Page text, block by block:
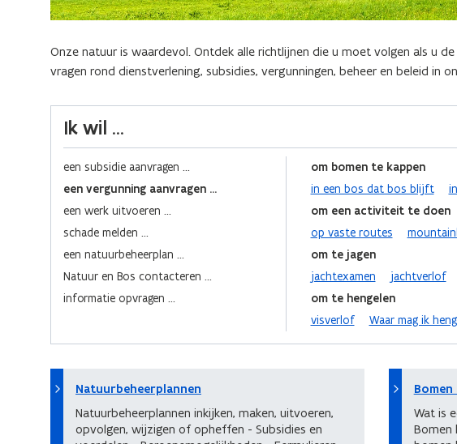
Onze natuur is waardevol. Ontdek alle richtlijnen die u moet volgen als u
vragen rond dienstverlening, subsidies, vergunningen, beheer en beleid in
Ik wil ...
een subsidie aanvragen ...
een vergunning aanvragen ...
een werk uitvoeren ...
schade melden ...
een natuurbeheerplan ...
Natuur en Bos contacteren ...
informatie opvragen ...
om bomen te kappen
in een bos dat bos blijft
om een activiteit te doen
op vaste routes
om te jagen
jachtexamen
jachtverlof
om te hengelen
visverlof
Waar mag ik
Natuurbeheerplannen
Natuurbeheerplannen inkijken, maken, uitvoeren,
opvolgen, wijzigen of opheffen - Subsidies en
Bomen
Wat is
Bomen